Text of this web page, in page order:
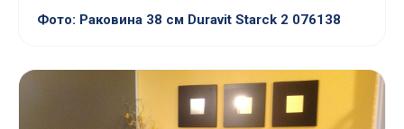
Фото: Раковина 38 см Duravit Starck 2 076138